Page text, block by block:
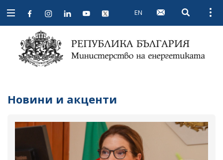
Open
navigation
EN Open
Новини и акценти